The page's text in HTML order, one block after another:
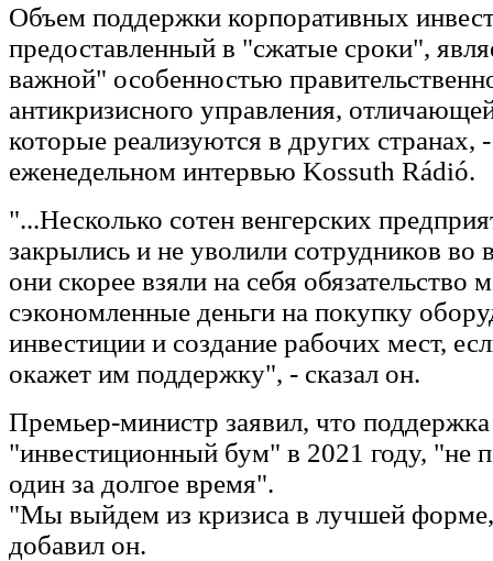
Объем поддержки корпоративных
предоставленный в "сжатые сроки",
важной" особенностью
антикризисного управления,
которые реализуются в других странах,
еженедельном интервью Kossuth Rádió.
"...Несколько сотен венгерских
закрылись и не уволили сотрудников во
они скорее взяли на себя обязательство
сэкономленные деньги на покупку
инвестиции и создание рабочих мест,
окажет им поддержку", - сказал он.
Премьер-министр заявил, что поддержка
"инвестиционный бум" в 2021 году, "не
один за долгое время".
"Мы выйдем из кризиса в лучшей
добавил он.